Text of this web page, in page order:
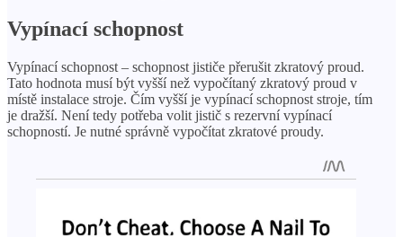
Vypínací schopnost
Vypínací schopnost – schopnost jističe přerušit zkratový proud.
Tato hodnota musí být vyšší než vypočítaný zkratový proud v
místě instalace stroje. Čím vyšší je vypínací schopnost stroje, tím
je dražší. Není tedy potřeba volit jistič s rezervní vypínací
schopností. Je nutné správně vypočítat zkratové proudy.